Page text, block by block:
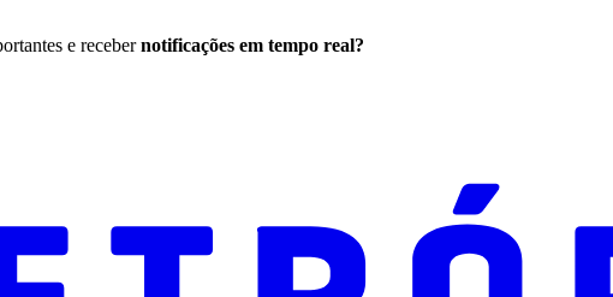
e receber notificações em tempo real?